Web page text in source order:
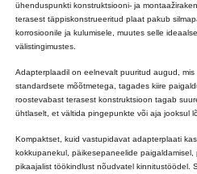
ühenduspunkti konstruktsiooni- ja
terasest täppiskonstrueeritud plaat pakub
korrosioonile ja kulumisele, muutes selle
välistingimustes.
Adapterplaadil on eelnevalt puuritud augud,
standardsete mõõtmetega, tagades kiire
roostevabast terasest konstruktsioon tagab
ühtlaselt, et vältida pingepunkte või aja jooksul
Kompaktset, kuid vastupidavat adapterplaati
kokkupanekul, päikesepaneelide
pikaajalist töökindlust nõudvatel kinnitustöödel.